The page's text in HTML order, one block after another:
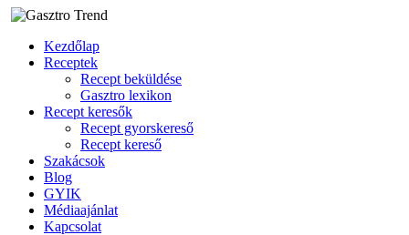
Kezdőlap
Receptek
Recept beküldése
Gasztro lexikon
Recept keresők
Recept gyorskereső
Recept kereső
Szakácsok
Blog
GYIK
Médiaajánlat
Kapcsolat